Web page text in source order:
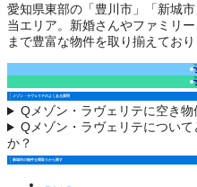
愛知県東部の「豊川市」「新城
当エリア。新婚さんやファミリ
まで豊富な物件を取り揃えており
メゾン・ラヴェリテのよくある質問
Qメゾン・ラヴェリテに空き物
Qメゾン・ラヴェリテについ
か？
新城市の物件を間取りから探す